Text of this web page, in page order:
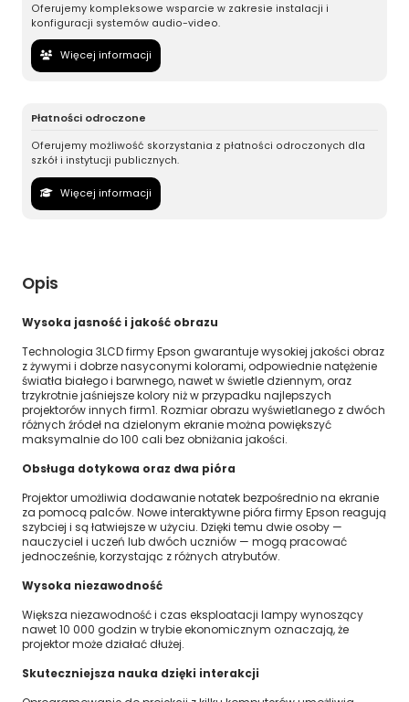
Oferujemy kompleksowe wsparcie w zakresie instalacji i
konfiguracji systemów audio-video.
Więcej informacji
Płatności odroczone
Oferujemy możliwość skorzystania z płatności odroczonych dla
szkół i instytucji publicznych.
Więcej informacji
Opis
Wysoka jasność i jakość obrazu
Technologia 3LCD firmy Epson gwarantuje wysokiej jakości obraz
z żywymi i dobrze nasyconymi kolorami, odpowiednie natężenie
światła białego i barwnego, nawet w świetle dziennym, oraz
trzykrotnie jaśniejsze kolory niż w przypadku najlepszych
projektorów innych firm1. Rozmiar obrazu wyświetlanego z dwóch
różnych źródeł na dzielonym ekranie można powiększyć
maksymalnie do 100 cali bez obniżania jakości.
Obsługa dotykowa oraz dwa pióra
Projektor umożliwia dodawanie notatek bezpośrednio na ekranie
za pomocą palców. Nowe interaktywne pióra firmy Epson reagują
szybciej i są łatwiejsze w użyciu. Dzięki temu dwie osoby —
nauczyciel i uczeń lub dwóch uczniów — mogą pracować
jednocześnie, korzystając z różnych atrybutów.
Wysoka niezawodność
Większa niezawodność i czas eksploatacji lampy wynoszący
nawet 10 000 godzin w trybie ekonomicznym oznaczają, że
projektor może działać dłużej.
Skuteczniejsza nauka dzięki interakcji